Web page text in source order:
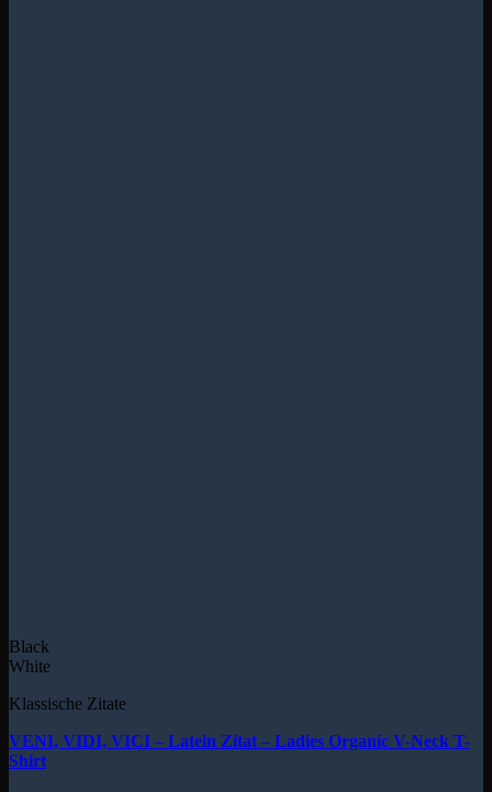
Black
White
Klassische Zitate
VENI, VIDI, VICI – Latein Zitat – Ladies Organic V-Neck T-
Shirt